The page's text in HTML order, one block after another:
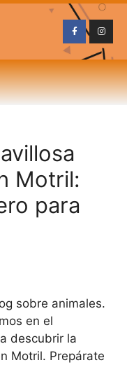
Motril:
para
sobre animales.
en el
descubrir la
Motril. Prepárate